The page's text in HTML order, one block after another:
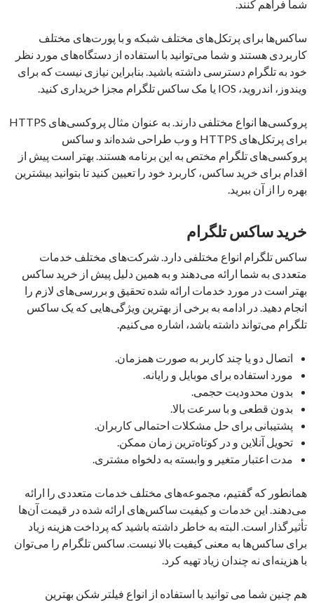
شما فراهم کنند.
ساکس‌ها برای پرتکل‌های مختلف شبکه و با پورت‌های مختلف
کاربردی هستند و شما می‌توانید با استفاده از دستگاه‌های مورد نظر
خود به تلگرام دسترسی داشته باشید. بنابراین نیازی نیست که برای
ویندوز، اندروید، IOS یا مک ساکس تلگرام مجزا خریداری کنید.
پروکسی‌ها انواع مختلفی دارند. به عنوان مثال پروکسی‌های HTTPS
برای پرتکل‌های HTTPS و وب طراحی شده‌اند و ساکس
پروکسی‌های تلگرام مختص به این برنامه هستند. بهتر است پیش از
اقدام برای خرید ساکس، کاربرد خود را تعیین کنید تا بتوانید بیشترین
بهره را از آن ببرید.
خرید ساکس تلگرام
ساکس تلگرام انواع مختلفی دارد. شرکت‌های مختلف خدمات
متعددی به شما ارائه می‌دهند و به همین دلیل پیش از خرید ساکس
بهتر است در مورد خدمات ارائه شده تحقیق و بررسی‌های لازم را
انجام دهید. در ادامه به برخی از بهترین ویژگی‌هایی که یک ساکس
تلگرام می‌تواند داشته باشد، اشاره می‌کنیم.
اتصال دو یا چند کاربر به صورت همزمان.
مورد استفاده برای موبایل و رایانه.
بدون محدودیت حجمی.
بدون قطعی و با سرعت بالا.
پشتیبانی برای حل مشکلات احتمالی کاربران.
تحویل آنلاین و در کوتاه‌ترین زمان ممکن.
مدت اعتبار متغیر و وابسته به دلخواه مشتری.
همانطور که گفتیم، مجموعه‌های مختلف خدمات متعددی را ارائه
می‌دهند. این خدمات و کیفیت ساکس‌های ارائه شده در قیمت آن‌ها
تأثیرگذار است. البته به خاطر داشته باشید که پرداخت هزینه زیاد
برای ساکس‌ها به معنی کیفیت بالا نیست. ساکس تلگرام را می‌توان
با هزینه‌ای نه چندان زیاد تهیه کرد.
هم چنین شما می توانید با استفاده از انواع فیلتر شکن بهترین